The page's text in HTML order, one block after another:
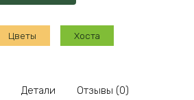
Цветы Хоста
Детали Отзывы (0)